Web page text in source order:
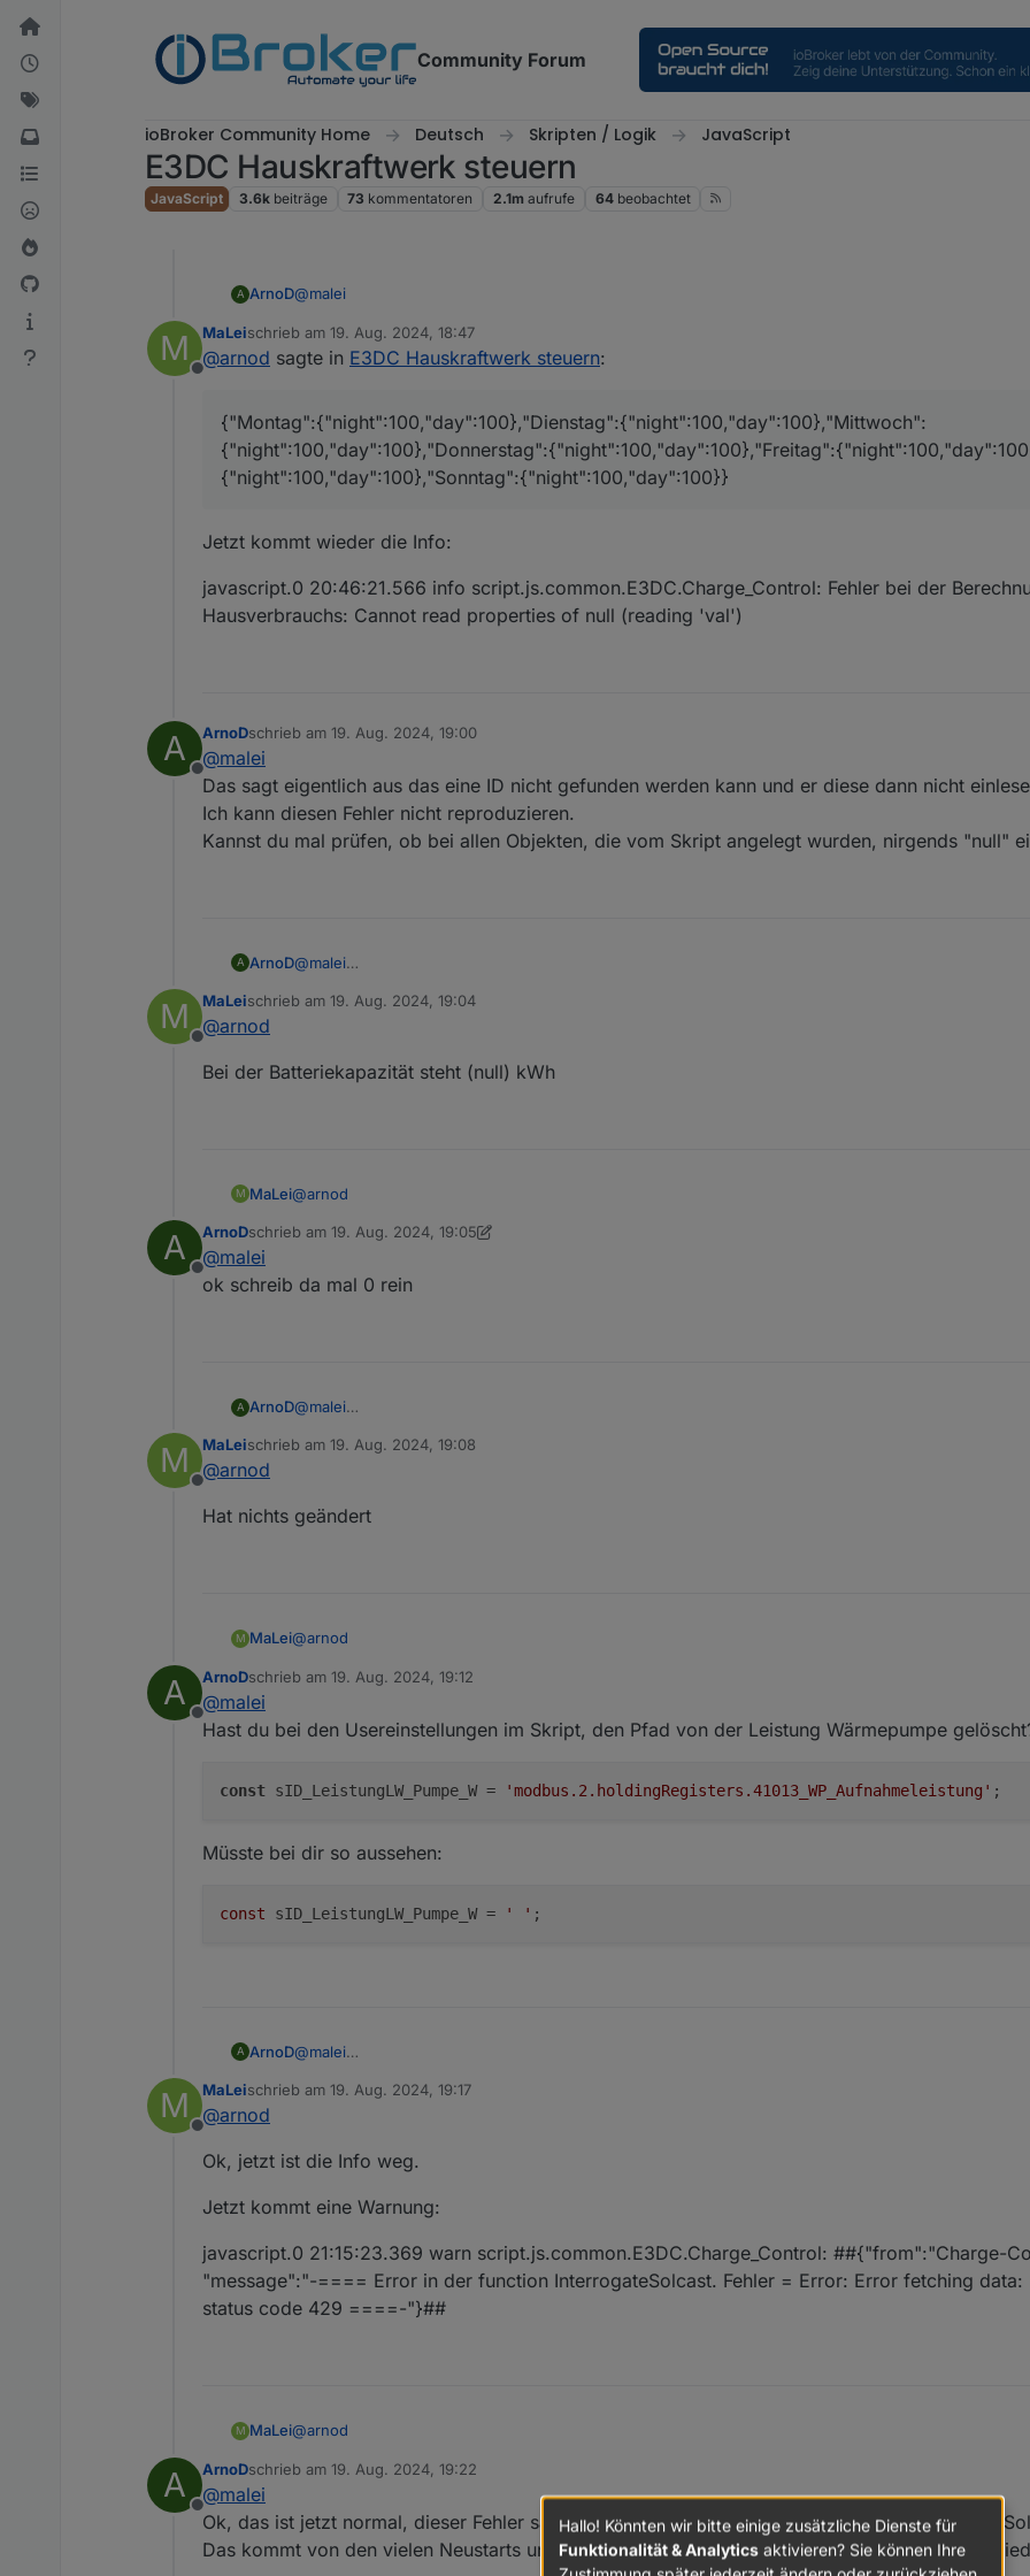
Weiter zum Inhalt
Community Forum
ioBroker Community Home Deutsch Skripten / Logik JavaScript
E3DC Hauskraftwerk steuern
JavaScript 3.6k beiträge 73 kommentatoren 2.1m aufrufe 64 beobachtet
A ArnoD@malei
Ok, mein Fehler sind ja unterschiedliche Array's
Bitte bei0_userdata.0.Charge_Control.Allgemein.arrayHausverbrauch
und bei0_userdata.0.Charge_Control.Allgemein.arrayHausverbrauchDurchschnitt
M
Offline
MaLeischrieb am 19. Aug. 2024, 18:47
zuletzt editiert von
@arnod sagte in E3DC Hauskraftwerk steuern:
{"Montag":{"night":100,"day":100},"Dienstag":{"night":100,"day":100},"Mittwoch":
{"night":100,"day":100},"Sonntag":{"night":100,"day":100}}
Jetzt kommt wieder die Info:
javascript.0 20:46:21.566 info script.js.common.E3DC.Charge_Control: Fehler bei der
Hausverbrauchs: Cannot read properties of null (reading 'val')
A
Offline
ArnoDschrieb am 19. Aug. 2024, 19:00
zuletzt editiert von
@malei
Das sagt eigentlich aus das eine ID nicht gefunden werden kann und er diese dann nicht
Ich kann diesen Fehler nicht reproduzieren.
Kannst du mal prüfen, ob bei allen Objekten, die vom Skript angelegt wurden, nirgends "null"
A ArnoD@malei
Ich kann diesen Fehler nicht reproduzieren.
M
Offline
MaLeischrieb am 19. Aug. 2024, 19:04
zuletzt editiert von
@arnod
Bei der Batteriekapazität steht (null) kWh
M MaLei@arnod
Bei der Batteriekapazität steht (null) kWh
A
Offline
ArnoDschrieb am 19. Aug. 2024, 19:05
zuletzt editiert von ArnoD
@malei
ok schreib da mal 0 rein
A ArnoD@malei
M
Offline
MaLeischrieb am 19. Aug. 2024, 19:08
zuletzt editiert von
@arnod
Hat nichts geändert
M MaLei@arnod
Hat nichts geändert
A
Offline
ArnoDschrieb am 19. Aug. 2024, 19:12
zuletzt editiert von
@malei
Hast du bei den Usereinstellungen im Skript, den Pfad von der Leistung Wärmepumpe
const sID_LeistungLW_Pumpe_W = 'modbus.2.holdingRegisters.41013_WP_Aufnahmeleistung'
Müsste bei dir so aussehen:
const sID_LeistungLW_Pumpe_W = ' '
A ArnoD@malei
M
Offline
MaLeischrieb am 19. Aug. 2024, 19:17
zuletzt editiert von
@arnod
Ok, jetzt ist die Info weg.
Jetzt kommt eine Warnung:
javascript.0 21:15:23.369 warn script.js.common.E3DC.Charge_Control: ##{"from":"Charge-
"message":"-==== Error in der function InterrogateSolcast. Fehler = Error: Error fetching data:
status code 429 ====-"}##
M MaLei@arnod
Ok, jetzt ist die Info weg.
Jetzt kommt eine Warnung:
javascript.0 21:15:23.369 warn script.js.common.E3DC.Charge_Control: ##{"from":"Charge-Control",
A
Offline
ArnoDschrieb am 19. Aug. 2024, 19:22
zuletzt editiert von
@malei
Ok, das ist jetzt normal, dieser Fehler sagt aus, dass es zu viele Anfragen hintereinander bei
Das kommt von den vielen Neustarts und sollte spätestens beim nächsten Abruf der Daten
Hallo! Könnten wir bitte einige zusätzliche Dienste für
Funktionalität & Analytics aktivieren? Sie können Ihre